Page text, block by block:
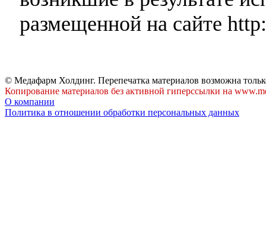
размещенной на сайте
© Медафарм Холдинг. Перепечатка материалов возможна
Копирование материалов без активной гиперссылки на
О компании
Политика в отношении обработки персональных данных